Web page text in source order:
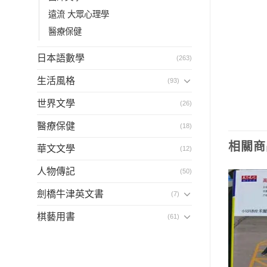
遠流 大眾心理學
醫療保健
日本語數學 (263)
生活風格 (93)
世界文學 (26)
醫療保健 (18)
華文文學 (12)
人物傳記 (50)
劍橋牛津英文書 (7)
棋藝用書 (61)
相關